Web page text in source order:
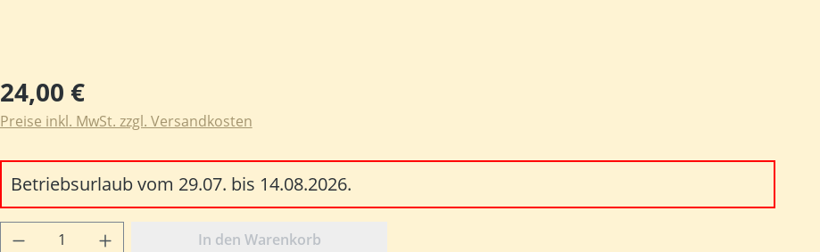
Regulärer Preis:
24,00 €
Preise inkl. MwSt. zzgl. Versandkosten
Betriebsurlaub vom 29.07. bis 14.08.2026.
Produkt Anzahl: Gib den gewünschten Wert ein oder benutze die Schaltflächen
In den Warenkorb